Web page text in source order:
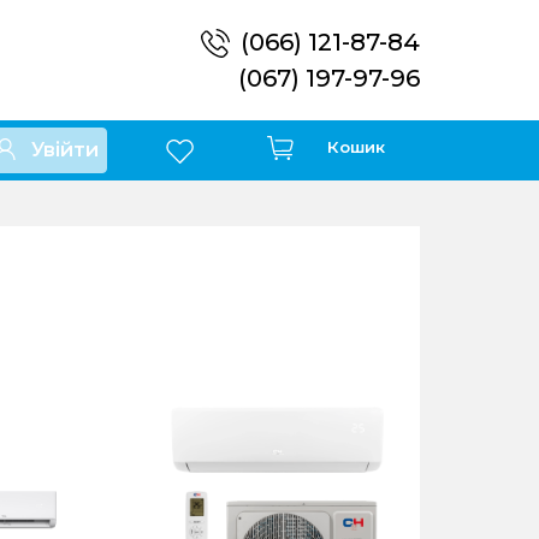
(066) 121-87-84
(067) 197-97-96
Увійти Кошик